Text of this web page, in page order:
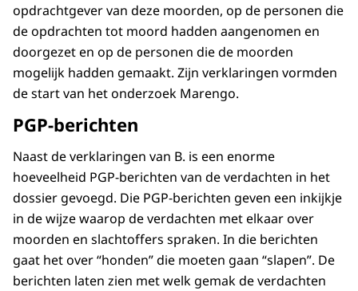
opdrachtgever van deze moorden, op de personen die
de opdrachten tot moord hadden aangenomen en
doorgezet en op de personen die de moorden
mogelijk hadden gemaakt. Zijn verklaringen vormden
de start van het onderzoek Marengo.
PGP-berichten
Naast de verklaringen van B. is een enorme
hoeveelheid PGP-berichten van de verdachten in het
dossier gevoegd. Die PGP-berichten geven een inkijkje
in de wijze waarop de verdachten met elkaar over
moorden en slachtoffers spraken. In die berichten
gaat het over “honden” die moeten gaan “slapen”. De
berichten laten zien met welk gemak de verdachten